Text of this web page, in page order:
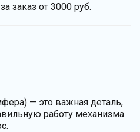
заказ от 3000 руб.
— это важная деталь,
работу механизма